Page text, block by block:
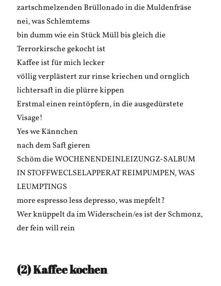
zartschmelzenden Brüllonado in die Muldenfräse
nei, was Schlemtems
bin dumm wie ein Stück Müll bis gleich die
Terrorkirsche gekocht ist
Kaffee ist für mich lecker
völlig verplästert zur rinse kriechen und ornglich
lichtersaft in die plürre kippen
Erstmal einen reintöpfern, in die ausgedürstete
Visage!
Yes we Kännchen
nach dem Saft gieren
Schöm die WOCHENENDEINLEIZUNGZ-SALBUM
IN STOFFWECLSELAPPERAT REIMPUMPEN, WAS
LEUMPTINGS
more espresso less depresso, was mepfelt?
Wer knüppelt da im Widerschein/es ist der Schmonz,
der fein will rein
(2) Kaffee kochen